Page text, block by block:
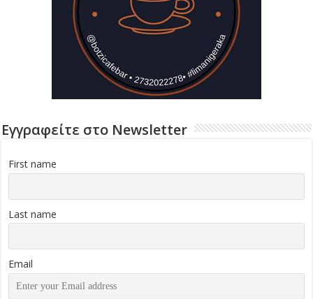
Εγγραφείτε στο Newsletter
First name
Last name
Email